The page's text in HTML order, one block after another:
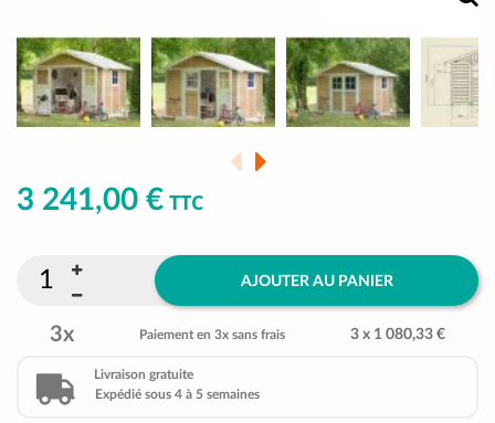
3 241,00 € TTC
AJOUTER AU PANIER
3x Paiement en 3x sans frais 3 x 1 080,33 €
Livraison gratuite
Expédié sous 4 à 5 semaines